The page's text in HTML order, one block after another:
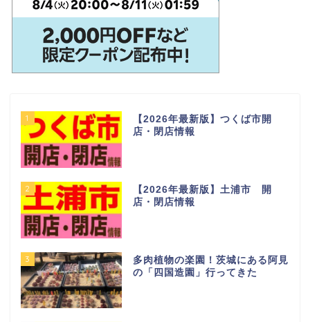
1
【2026年最新版】つくば市開
店・閉店情報
2
【2026年最新版】土浦市 開
店・閉店情報
3
多肉植物の楽園！茨城にある阿見
の「四国造園」行ってきた